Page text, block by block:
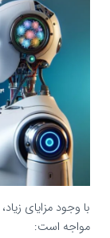
با وجود مزایای زیاد،
مواجه است: